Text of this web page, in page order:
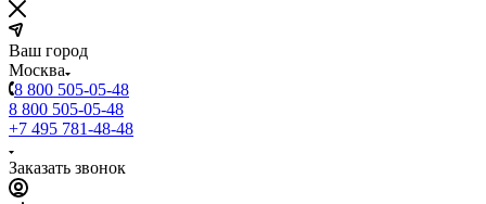
Ваш город
Москва
8 800 505-05-48
8 800 505-05-48
+7 495 781-48-48
Заказать звонок